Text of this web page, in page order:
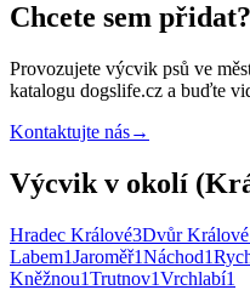
Chcete sem přidat?
Provozujete výcvik psů ve
katalogu dogslife.cz a buďte
Kontaktujte nás→
Výcvik v okolí
Hradec Králové3Dvůr Králové
Labem1Jaroměř1Náchod1
Kněžnou1Trutnov1Vrchlabí1